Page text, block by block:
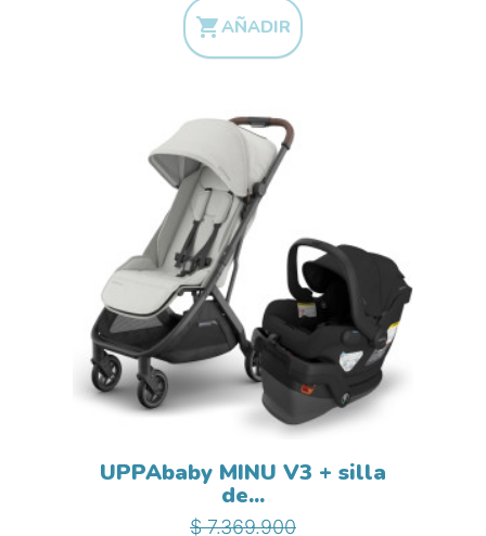
AÑADIR
UPPAbaby MINU V3 + silla
de...Precio base
$ 7.369.900